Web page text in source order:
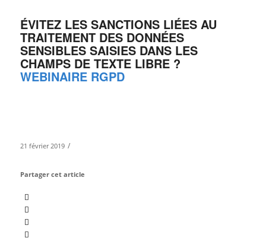
ÉVITEZ LES SANCTIONS LIÉES AU
TRAITEMENT DES DONNÉES
SENSIBLES SAISIES DANS LES
CHAMPS DE TEXTE LIBRE ?
WEBINAIRE RGPD
21 février 2019 /
Partager cet article